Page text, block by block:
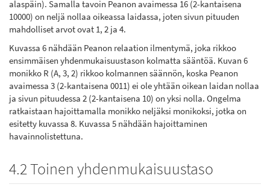
alaspäin). Samalla tavoin Peanon avaimessa 16 (2-kantaisena
10000) on neljä nollaa oikeassa laidassa, joten sivun pituuden
mahdolliset arvot ovat 1, 2 ja 4.
Kuvassa 6 nähdään Peanon relaation ilmentymä, joka rikkoo
ensimmäisen yhdenmukaisuustason kolmatta sääntöä. Kuvan 6
monikko R (A, 3, 2) rikkoo kolmannen säännön, koska Peanon
avaimessa 3 (2-kantaisena 0011) ei ole yhtään oikean laidan nollaa
ja sivun pituudessa 2 (2-kantaisena 10) on yksi nolla. Ongelma
ratkaistaan hajoittamalla monikko neljäksi monikoksi, jotka on
esitetty kuvassa 8. Kuvassa 5 nähdään hajoittaminen
havainnolistettuna.
4.2 Toinen yhdenmukaisuustaso